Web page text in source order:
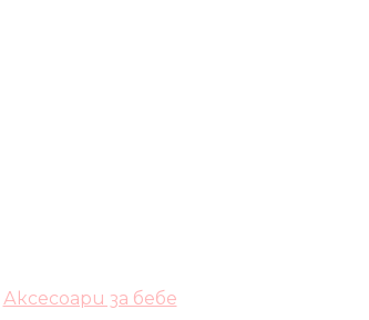
Аксесоари за бебе